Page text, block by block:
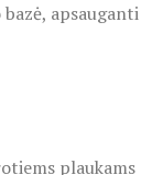
apsauganti
plaukams